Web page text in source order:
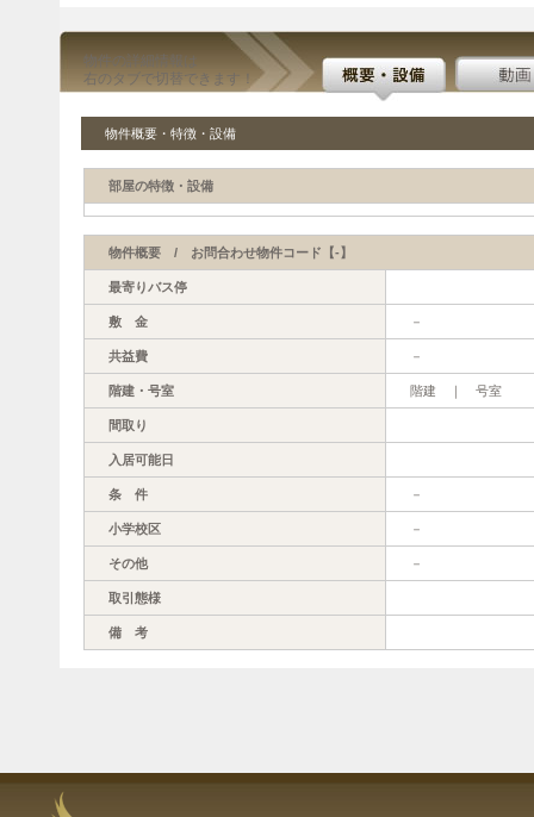
物件の詳細情報は
右のタブで切替できます！
物件概要・特徴・設備
部屋の特徴・設備
物件概要 / お問合わせ物件コード【-】
最寄りバス停
敷 金 －
共益費 －
階建・号室 階建 ｜ 号室
間取り
入居可能日
条 件 －
小学校区 －
その他 －
取引態様
備 考